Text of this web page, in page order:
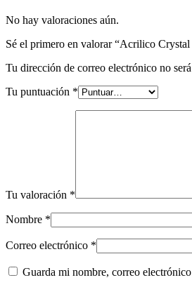
No hay valoraciones aún.
Sé el primero en valorar “Acrilico
Tu dirección de correo electrónico no
Tu puntuación *
Tu valoración *
Nombre *
Correo electrónico *
Guarda mi nombre, correo